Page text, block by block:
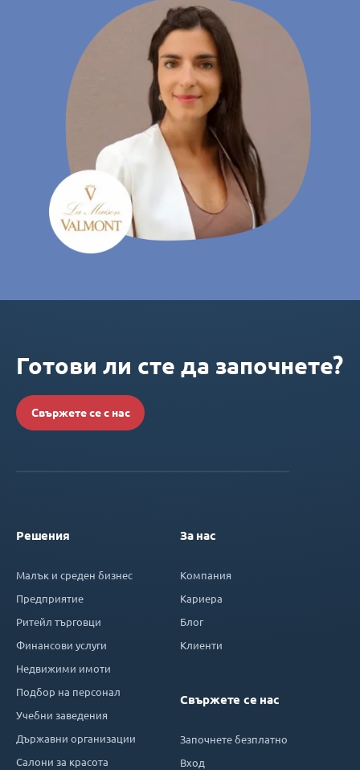
Готови ли сте да започнете?
Свържете се с нас
Решения
Малък и среден бизнес
Предприятие
Ритейл търговци
Финансови услуги
Недвижими имоти
Подбор на персонал
Учебни заведения
Държавни организации
Салони за красота
За нас
Компания
Кариера
Блог
Клиенти
Свържете се нас
Започнете безплатно
Вход